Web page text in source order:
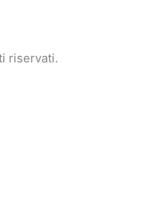
riservati.